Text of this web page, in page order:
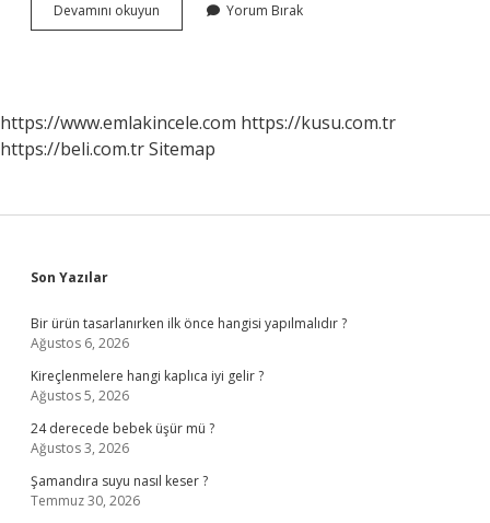
Devamını okuyun
Özbek
Yorum Bırak
https://www.emlakincele.com https://kusu.com.tr
https://beli.com.trSitemap
Sidebar
Son Yazılar
Bir ürün tasarlanırken ilk önce hangisi yapılmalıdır ?
Ağustos 6, 2026
Kireçlenmelere hangi kaplıca iyi gelir ?
Ağustos 5, 2026
24 derecede bebek üşür mü ?
Ağustos 3, 2026
Şamandıra suyu nasıl keser ?
Temmuz 30, 2026